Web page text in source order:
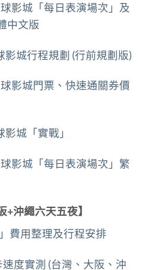
影城「每日表演場次」及
中文版
城行程規劃 (行前規劃版)
影城門票、快速通關券價
城「實戰」
影城「每日表演場次」繁
+沖繩六天五夜】
費用整理及行程安排
度實測 (台灣、大阪、沖